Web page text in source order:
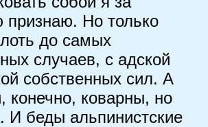
признаю. Но только
до самых
случаев, с адской
собственных сил. А
конечно, коварны, но
И беды альпинистские